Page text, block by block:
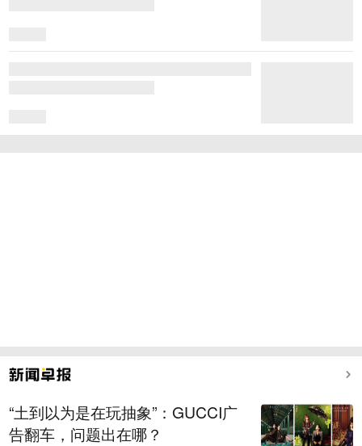
“土到以为是在玩抽象”：GUCCI广
告翻车，问题出在哪？